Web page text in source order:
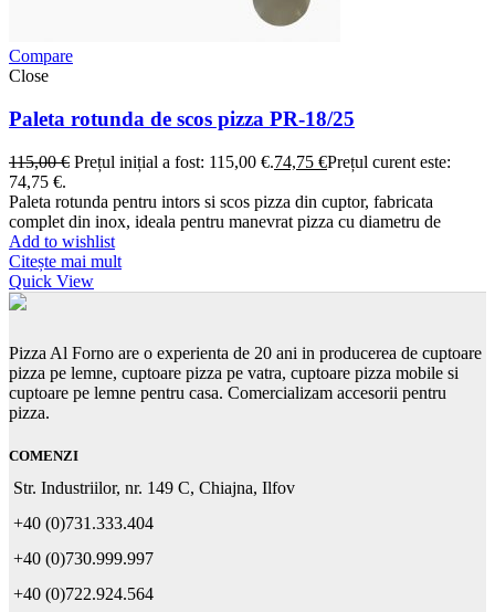
Compare
Close
Paleta rotunda de scos pizza PR-18/25
115,00€ Prețul inițial a fost: 115,00 €.74,75 €Prețul curent este:
74,75 €.
Paleta rotunda pentru intors si scos pizza din cuptor, fabricata
complet din inox, ideala pentru manevrat pizza cu diametru de
Add to wishlist
Citește mai mult
Quick View
Pizza Al Forno are o experienta de 20 ani in producerea de cuptoare
pizza pe lemne, cuptoare pizza pe vatra, cuptoare pizza mobile si
cuptoare pe lemne pentru casa. Comercializam accesorii pentru
pizza.
COMENZI
Str. Industriilor, nr. 149 C, Chiajna, Ilfov
+40 (0)731.333.404
+40 (0)730.999.997
+40 (0)722.924.564